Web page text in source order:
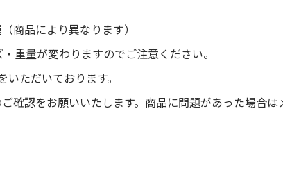
商品により異なります）
重量が変わりますのでご注意ください。
ただいております。
確認をお願いいたします。商品に問題があった場合